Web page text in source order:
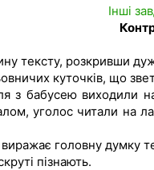
Інші
тексту, розкривши
куточків, що
з бабусею виходили
уголос читали на
головну думку
пізнають.